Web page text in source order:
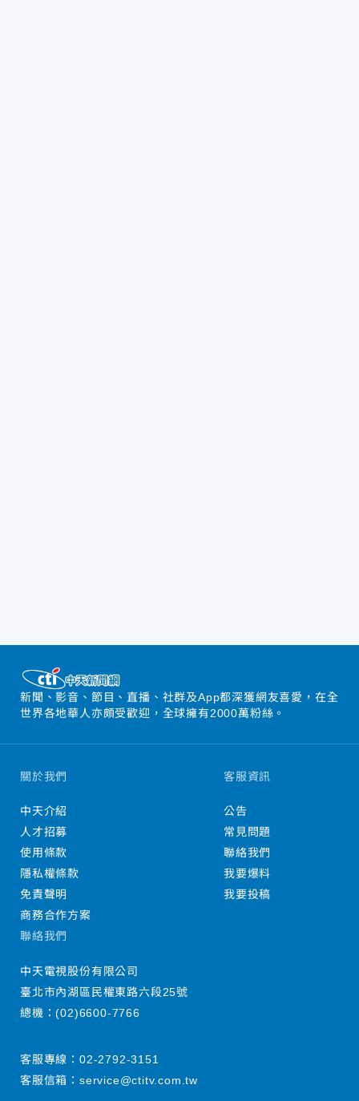
新聞、影音、節目、直播、社群及App都深獲網友喜愛，在全
世界各地華人亦頗受歡迎，全球擁有2000萬粉絲。
關於我們
中天介紹
人才招募
使用條款
隱私權條款
免責聲明
商務合作方案
客服資訊
公告
常見問題
聯絡我們
我要爆料
我要投稿
聯絡我們
中天電視股份有限公司
臺北市內湖區民權東路六段25號
總機：(02)6600-7766
客服專線： 02-2792-3151
客服信箱： service@ctitv.com.tw